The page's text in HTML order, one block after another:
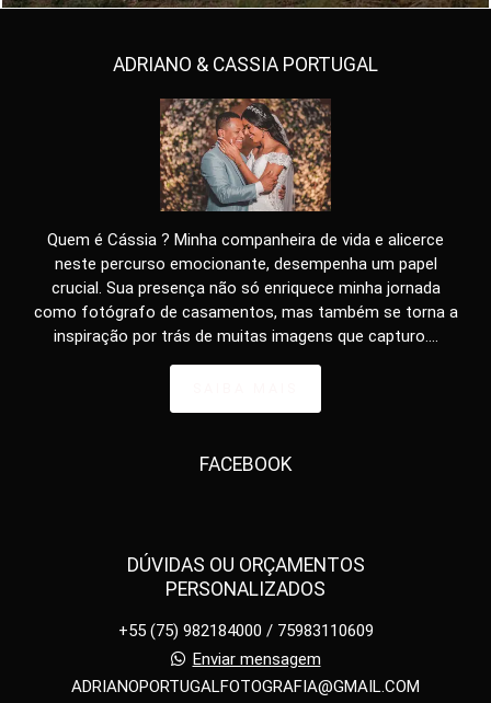
ADRIANO & CASSIA PORTUGAL
Quem é Cássia ? Minha companheira de vida e alicerce
neste percurso emocionante, desempenha um papel
crucial. Sua presença não só enriquece minha jornada
como fotógrafo de casamentos, mas também se torna a
inspiração por trás de muitas imagens que capturo....
FACEBOOK
DÚVIDAS OU ORÇAMENTOS
PERSONALIZADOS
+55 (75) 982184000 / 75983110609
Enviar mensagem
ADRIANOPORTUGALFOTOGRAFIA@GMAIL.COM